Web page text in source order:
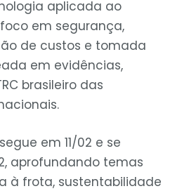
aplicada ao
em segurança,
de custos e tomada
em evidências,
brasileiro das
em 11/02 e se
aprofundando temas
à frota, sustentabilidade